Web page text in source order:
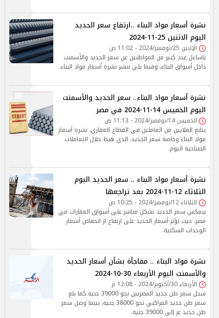
نشرة أسعار مواد البناء ..ارتفاع سعر الحديد
اليوم الاثنين 25-11-2024
الإثنين 25/نوفمبر/2024 - 11:02 ص
ياساءل عدد كبير من المواطنين عن سعر الحديد والأسمنت
داخل أسواق البناء، وفيما يلي ننشر نشرة أسعار مواد البناء.
نشرة أسعار مواد البناء.. سعر الحديد والأسمنت
اليوم الخميس 14-11-2024 في مصر
الخميس 14/نوفمبر/2024 - 11:13 ص
يتابع الملايين من العاملين في القطاع العقاري، نشرة أسعار
مواد البناء وخاصة سعر الحديد، الذي هبط خلال التعاملات
الصباحية اليوم.
نشرة أسعار مواد البناء .. سعر الحديد اليوم
الثلاثاء 12-11-2024 بعد تراجعها
الثلاثاء 12/نوفمبر/2024 - 10:25 ص
ينعكس سعر الحديد بشكل مباشر على أسواق العقارات في
مصر، حيث تؤثر أسعار الحديد على ارتفاع از انخفاض أسعار
الوحدات السكنية.
نشرة مواد البناء .. مفاجأة بشأن أسعار الحديد
والأسمنت اليوم الأربعاء 30-10-2024
الأربعاء 30/أكتوبر/2024 - 12:08 م
سجل سعر طن حديد المصريين نحو 39000 جنيه كما بلغ
سعر طن حديد المراكبي نحو 38000 جنيه، بينما وصل سعر
طن حديد عز إلى 39000 جنيه.